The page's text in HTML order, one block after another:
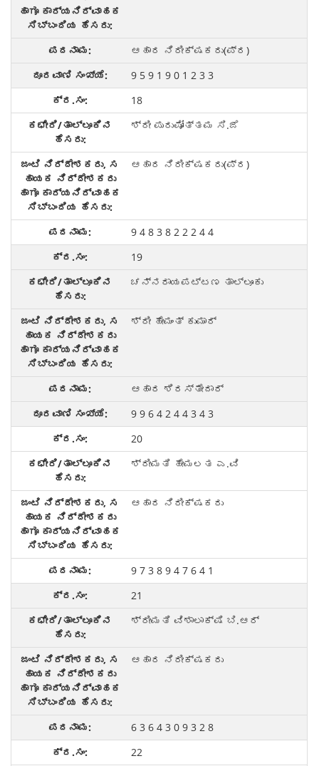
ಆಹಾರ ನಿರೀಕ್ಷಕರು(ಪ್ರ)
9 5 9 1 9 0 1 2 3 3
18
ಶ್ರೀ ಪುರುಷೋತ್ತಮ ಸಿ.ಜೆ
ಆಹಾರ ನಿರೀಕ್ಷಕರು(ಪ್ರ)
9 4 8 3 8 2 2 2 4 4
19
ಚನ್ನರಾಯಪಟ್ಟಣ ತಾಲ್ಲೂಕು
ಶ್ರೀ ಹೇಮಂತ್ ಕುಮಾರ್
ಆಹಾರ ಶಿರಸ್ತೇದಾರ್
9 9 6 4 2 4 4 3 4 3
20
ಶ್ರೀಮತಿ ಹೇಮಲತ ಎ.ವಿ
ಆಹಾರ ನಿರೀಕ್ಷಕರು
9 7 3 8 9 4 7 6 4 1
21
ಶ್ರೀಮತಿ ವಿಶಾಲಾಕ್ಷಿ ಬಿ.ಆರ್
ಆಹಾರ ನಿರೀಕ್ಷಕರು
6 3 6 4 3 0 9 3 2 8
22